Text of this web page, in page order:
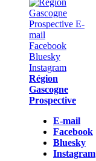
Région
Gascogne
Prospective
E-mail
Facebook
Bluesky
Instagram